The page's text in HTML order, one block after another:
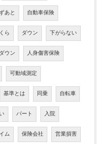
あと 自動車保険
ら ダウン 下がらない
ウン 人身傷害保険
可動域測定
基準とは 同乗 自転車
パート 入院
ム 保険会社 営業損害